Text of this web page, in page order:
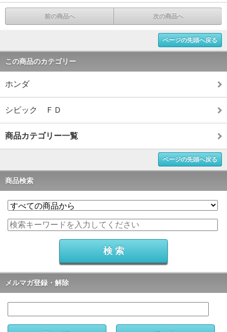
前の商品へ 次の商品へ
ページの先頭へ戻る
この商品のカテゴリー
ホンダ
シビック ＦＤ
商品カテゴリー一覧
ページの先頭へ戻る
商品検索
メルマガ登録・解除